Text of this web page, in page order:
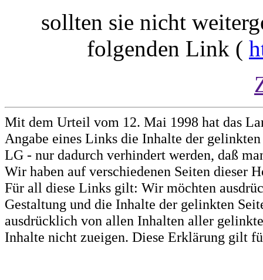
sollten sie nicht
folgenden Link (
Mit dem Urteil vom 12. Mai 1998 hat das
Angabe eines Links die Inhalte der
LG - nur dadurch verhindert werden, daß
Wir haben auf verschiedenen Seiten dieser
Für all diese Links gilt: Wir möchten
Gestaltung und die Inhalte der gelinkten
ausdrücklich von allen Inhalten aller
Inhalte nicht zueigen. Diese Erklärung gilt